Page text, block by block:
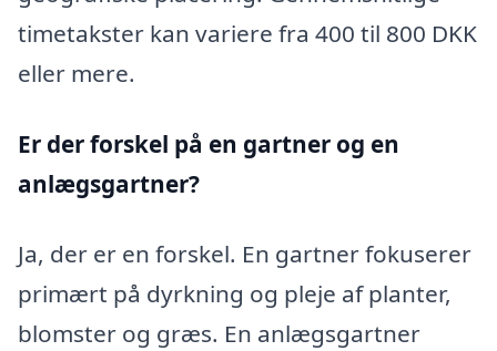
timetakster kan variere fra 400 til 800 DKK
eller mere.
Er der forskel på en gartner og en
anlægsgartner?
Ja, der er en forskel. En gartner fokuserer
primært på dyrkning og pleje af planter,
blomster og græs. En anlægsgartner